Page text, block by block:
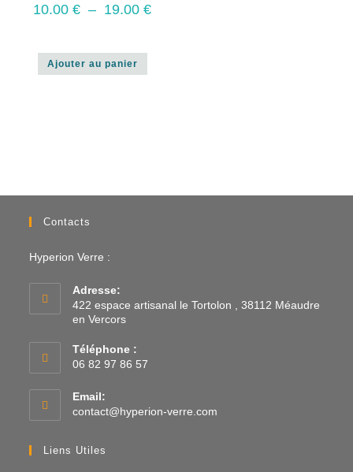
10.00 € – 19.00 €
Ajouter au panier
Contacts
Hyperion Verre :
Adresse:
422 espace artisanal le Tortolon , 38112 Méaudre
en Vercors
Téléphone :
06 82 97 86 57
Email:
contact@hyperion-verre.com
Liens Utiles